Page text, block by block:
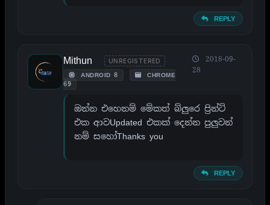
REPLY
Mithun UNREGISTERED
ANDROID 8
CHROME
69
2018-09-
28
ඔන්න එහෙනම් මේකත් බ්ලුරෙ ප්‍රින්ට්
එක ආවUpdated එකක් දෙන්න පුලුවන්
නම් සහෝThanks you
REPLY